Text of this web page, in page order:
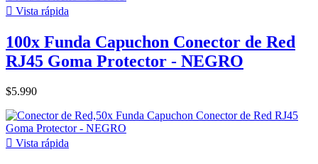
 Vista rápida
100x Funda Capuchon Conector de Red
RJ45 Goma Protector - NEGRO
$5.990
 Vista rápida